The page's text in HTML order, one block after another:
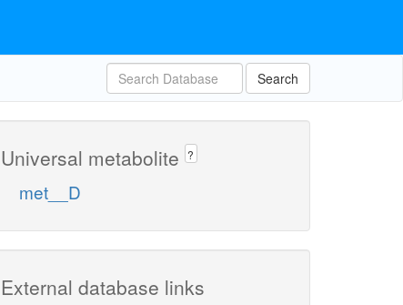
Search
Universal metabolite ?
met__D
External database links